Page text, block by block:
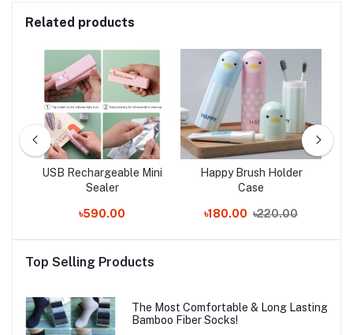
Related products
USB Rechargeable Mini
Sealer
৳590.00
Happy Brush Holder
Case
৳180.00 ৳220.00
Top Selling Products
The Most Comfortable & Long Lasting
Bamboo Fiber Socks!